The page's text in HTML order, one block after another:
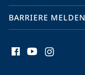
BARRIERE MELDEN